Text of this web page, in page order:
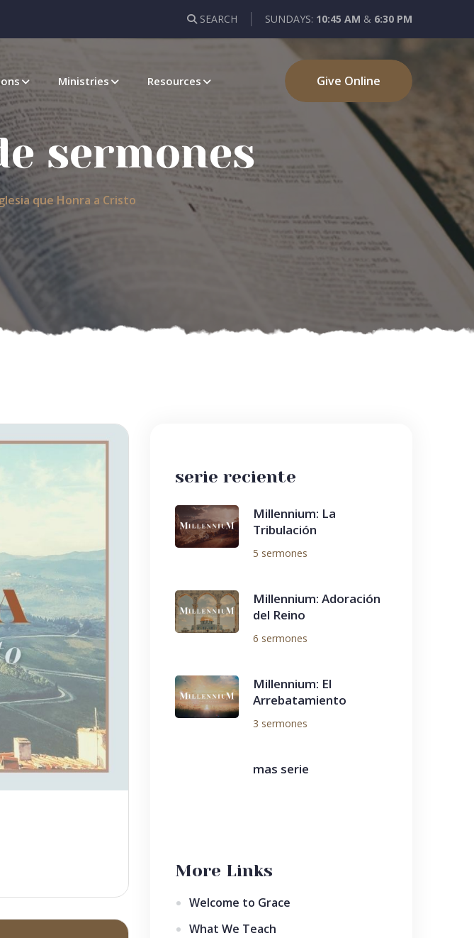
SEARCH SUNDAYS: 10:45 AM & 6:30 PM
Ministries Resources Give Online
sermones
que Honra a Cristo
serie reciente
Millennium: La
Tribulación
5 sermones
Millennium: Adoración
del Reino
6 sermones
Millennium: El
Arrebatamiento
3 sermones
mas serie
More Links
Welcome to Grace
What We Teach